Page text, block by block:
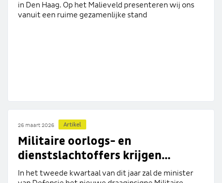
in Den Haag. Op het Malieveld presenteren wij ons
vanuit een ruime gezamenlijke stand
26 maart 2026 Artikel
Militaire oorlogs- en
dienstslachtoffers krijgen...
In het tweede kwartaal van dit jaar zal de minister